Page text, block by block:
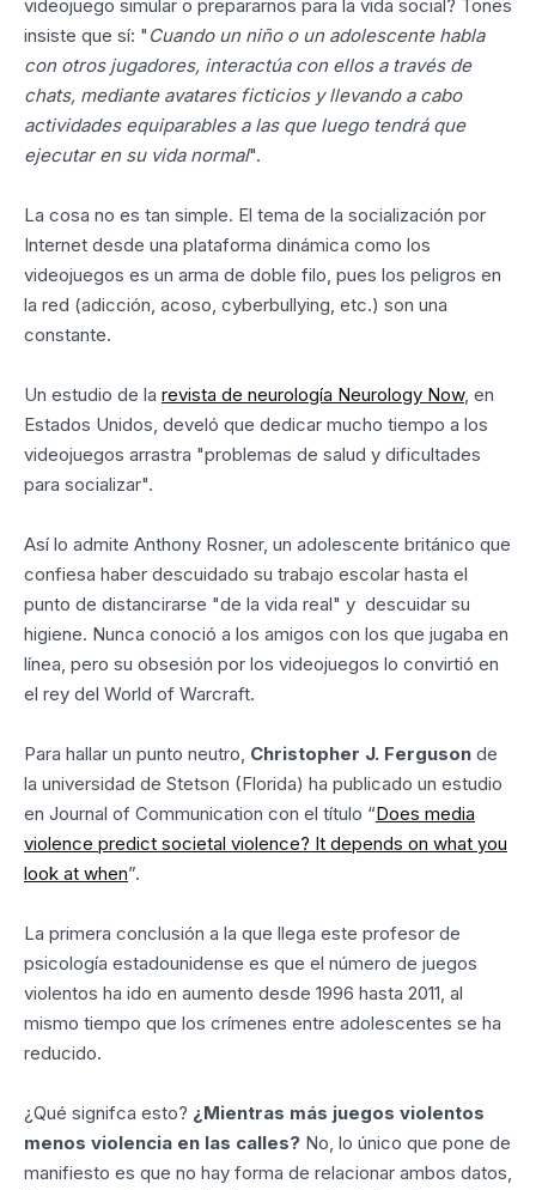
videojuego simular o prepararnos para la vida social? Tones
insiste que sí: " Cuando un niño o un adolescente habla
con otros jugadores, interactúa con ellos a través de
chats, mediante avatares ficticios y llevando a cabo
actividades equiparables a las que luego tendrá que
ejecutar en su vida normal".
La cosa no es tan simple. El tema de la socialización por
Internet desde una plataforma dinámica como los
videojuegos es un arma de doble filo, pues los peligros en
la red (adicción, acoso, cyberbullying, etc.) son una
constante.
Un estudio de la revista de neurología Neurology Now, en
Estados Unidos, develó que dedicar mucho tiempo a los
videojuegos arrastra "problemas de salud y dificultades
para socializar".
Así lo admite Anthony Rosner, un adolescente británico que
confiesa haber descuidado su trabajo escolar hasta el
punto de distancirarse "de la vida real" y descuidar su
higiene. Nunca conoció a los amigos con los que jugaba en
línea, pero su obsesión por los videojuegos lo convirtió en
el rey del World of Warcraft.
Para hallar un punto neutro, Christopher J. Ferguson de
la universidad de Stetson (Florida) ha publicado un estudio
en Journal of Communication con el título “Does media
violence predict societal violence? It depends on what you
look at when”.
La primera conclusión a la que llega este profesor de
psicología estadounidense es que el número de juegos
violentos ha ido en aumento desde 1996 hasta 2011, al
mismo tiempo que los crímenes entre adolescentes se ha
reducido.
¿Qué signifca esto? ¿Mientras más juegos violentos
menos violencia en las calles? No, lo único que pone de
manifiesto es que no hay forma de relacionar ambos datos,